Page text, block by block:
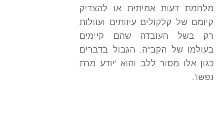
מלחמת דעות אמיתית או להצדיק
קיומם של קלקולים עיוותים ועוולות
רק בשל העובדה שהם קיימים
בעולמו של הקב"ה. הגבול בדברים
כגון אלו מסור ללב והוא 'יודע מרת
נפשו'.